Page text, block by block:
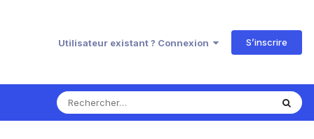
Utilisateur existant ? Connexion S’inscrire